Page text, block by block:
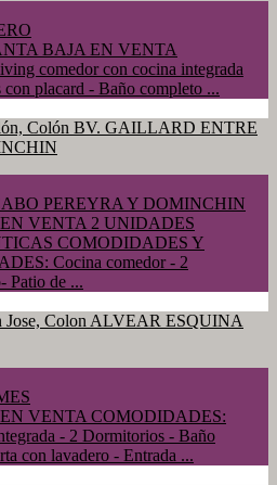
BAJA EN VENTA
comedor con cocina integrada
placard - Baño completo ...
PEREYRA Y DOMINCHIN
VENTA 2 UNIDADES
COMODIDADES Y
Cocina comedor - 2
Patio de ...
VENTA COMODIDADES:
- 2 Dormitorios - Baño
con lavadero - Entrada ...